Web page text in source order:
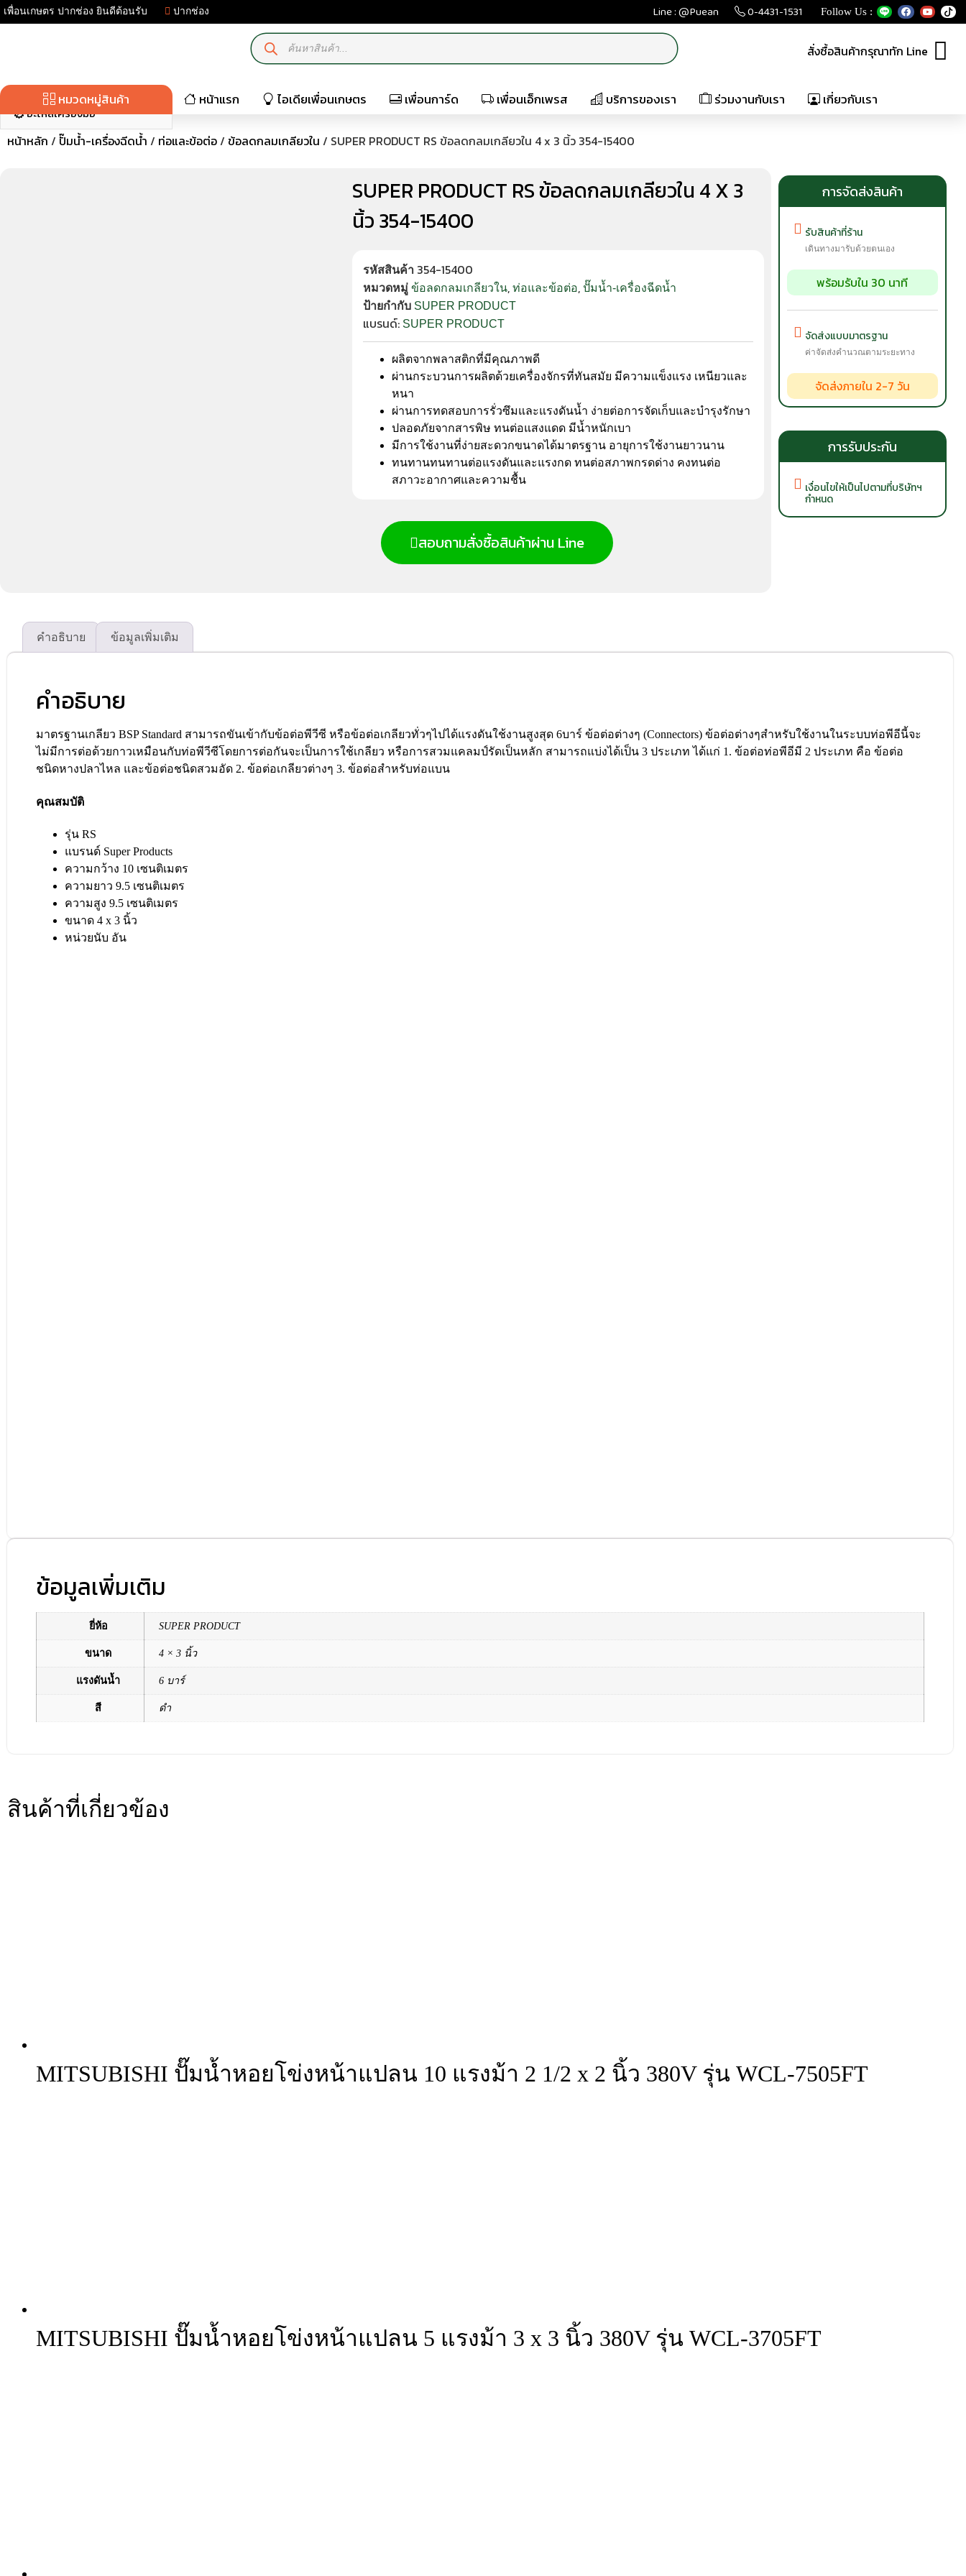
เพื่อนเกษตร ปากช่อง ยินดีต้อนรับ ปากช่อง Line : @Puean 0-4431-1531 Follow Us :
สั่งซื้อสินค้ากรุณาทัก Line
หมวดหมู่สินค้า หน้าแรก ไอเดียเพื่อนเกษตร เพื่อนการ์ด เพื่อนเอ็กเพรส บริการของเรา ร่วมงานกับเรา เกี่ยวกับเรา
มอเตอร์ไฟฟ้า-เครื่องปั่นไฟ
ปั๊มน้ำ-เครื่องฉีดน้ำ
อะไหล่เครื่องมือ
หน้าหลัก / ปั๊มน้ำ-เครื่องฉีดน้ำ / ท่อและข้อต่อ/ ข้อลดกลมเกลียวใน / SUPER PRODUCT RS ข้อลดกลมเกลียวใน 4 x 3 นิ้ว 354-15400
SUPER PRODUCT RS ข้อลดกลมเกลียวใน 4 X 3
นิ้ว 354-15400
รหัสสินค้า 354-15400
หมวดหมู่ ข้อลดกลมเกลียวใน, ท่อและข้อต่อ, ปั๊มน้ำ-เครื่องฉีดน้ำ
ป้ายกำกับ SUPER PRODUCT
แบรนด์: SUPER PRODUCT
ผลิตจากพลาสติกที่มีคุณภาพดี
ผ่านกระบวนการผลิตด้วยเครื่องจักรที่ทันสมัย มีความแข็งแรง เหนียวและ
หนา
ผ่านการทดสอบการรั่วซึมและแรงดันน้ำ ง่ายต่อการจัดเก็บและบำรุงรักษา
ปลอดภัยจากสารพิษ ทนต่อแสงแดด มีน้ำหนักเบา
มีการใช้งานที่ง่ายสะดวกขนาดได้มาตรฐาน อายุการใช้งานยาวนาน
ทนทานทนทานต่อแรงดันและแรงกด ทนต่อสภาพกรดด่าง คงทนต่อ
สภาวะอากาศและความชื้น
สอบถามสั่งซื้อสินค้าผ่าน Line
การจัดส่งสินค้า
รับสินค้าที่ร้าน
เดินทางมารับด้วยตนเอง
พร้อมรับใน 30 นาที
จัดส่งแบบมาตรฐาน
ค่าจัดส่งคำนวณตามระยะทาง
จัดส่งภายใน 2-7 วัน
การรับประกัน
เงื่อนไขให้เป็นไปตามที่บริษัทฯ
กำหนด
คำอธิบาย ข้อมูลเพิ่มเติม
คำอธิบาย
มาตรฐานเกลียว BSP Standard สามารถขันเข้ากับข้อต่อพีวีซี หรือข้อต่อเกลียวทั่วๆไปได้แรงดันใช้งานสูงสุด 6บาร์ ข้อต่อต่างๆ (Connectors) ข้อต่อต่างๆสําหรับใช้งานในระบบท่อพีอีนี้จะ
ไม่มีการต่อด้วยกาวเหมือนกับท่อพีวีซีโดยการต่อกันจะเป็นการใช้เกลียว หรือการสวมแคลมป์รัดเป็นหลัก สามารถแบ่งได้เป็น 3 ประเภท ได้แก่ 1. ข้อต่อท่อพีอีมี 2 ประเภท คือ ข้อต่อ
ชนิดหางปลาไหล และข้อต่อชนิดสวมอัด 2. ข้อต่อเกลียวต่างๆ 3. ข้อต่อสําหรับท่อแบน
คุณสมบัติ
รุ่น RS
แบรนด์ Super Products
ความกว้าง 10 เซนติเมตร
ความยาว 9.5 เซนติเมตร
ความสูง 9.5 เซนติเมตร
ขนาด 4 x 3 นิ้ว
หน่วยนับ อัน
ข้อมูลเพิ่มเติม
ยี่ห้อ SUPER PRODUCT
ขนาด 4 × 3 นิ้ว
แรงดันน้ำ 6 บาร์
สี ดำ
สินค้าที่เกี่ยวข้อง
MITSUBISHI ปั๊มน้ำหอยโข่งหน้าแปลน 10 แรงม้า 2 1/2 x 2 นิ้ว 380V รุ่น WCL-7505FT
MITSUBISHI ปั๊มน้ำหอยโข่งหน้าแปลน 5 แรงม้า 3 x 3 นิ้ว 380V รุ่น WCL-3705FT